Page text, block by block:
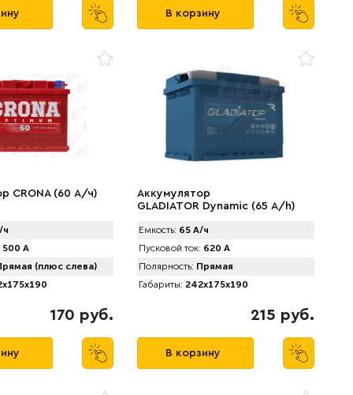
В корзину
CRONA (60 А/ч)
500 А
(плюс слева)
170 руб.
Аккумулятор
GLADIATOR Dynamic (65 А/h)
Емкость: 65 А/ч
Пусковой ток: 620 А
Полярность: Прямая
Габариты: 242x175x190
215 руб.
В корзину